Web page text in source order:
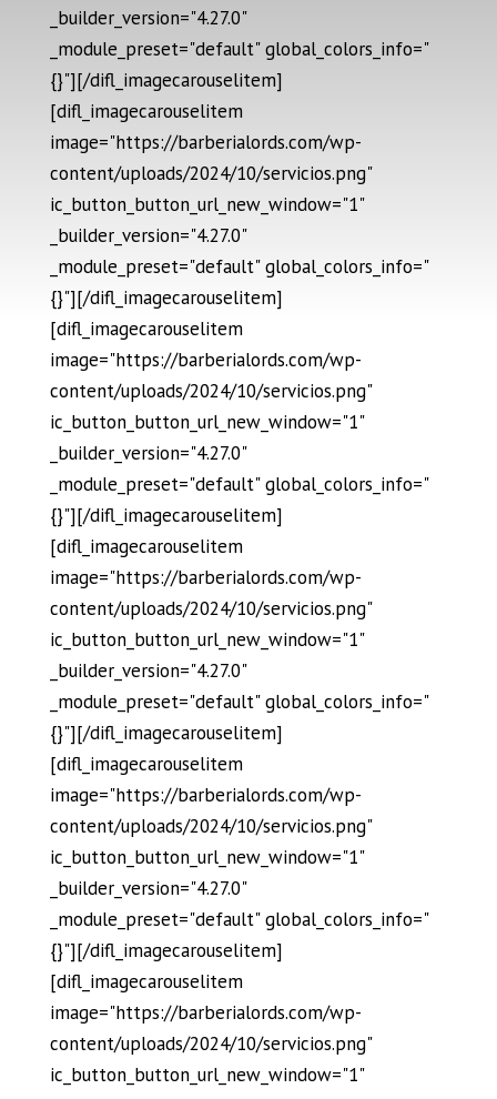
_builder_version="4.27.0"
_module_preset="default" global_colors_info="
{}"][/difl_imagecarouselitem]
[difl_imagecarouselitem
image="https://barberialords.com/wp-
content/uploads/2024/10/servicios.png"
ic_button_button_url_new_window="1"
_builder_version="4.27.0"
_module_preset="default" global_colors_info="
{}"][/difl_imagecarouselitem]
[difl_imagecarouselitem
image="https://barberialords.com/wp-
content/uploads/2024/10/servicios.png"
ic_button_button_url_new_window="1"
_builder_version="4.27.0"
_module_preset="default" global_colors_info="
{}"][/difl_imagecarouselitem]
[difl_imagecarouselitem
image="https://barberialords.com/wp-
content/uploads/2024/10/servicios.png"
ic_button_button_url_new_window="1"
_builder_version="4.27.0"
_module_preset="default" global_colors_info="
{}"][/difl_imagecarouselitem]
[difl_imagecarouselitem
image="https://barberialords.com/wp-
content/uploads/2024/10/servicios.png"
ic_button_button_url_new_window="1"
_builder_version="4.27.0"
_module_preset="default" global_colors_info="
{}"][/difl_imagecarouselitem]
[difl_imagecarouselitem
image="https://barberialords.com/wp-
content/uploads/2024/10/servicios.png"
ic_button_button_url_new_window="1"